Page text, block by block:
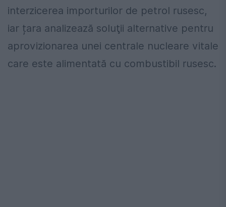
interzicerea importurilor de petrol rusesc,
iar țara analizează soluţii alternative pentru
aprovizionarea unei centrale nucleare vitale
care este alimentată cu combustibil rusesc.